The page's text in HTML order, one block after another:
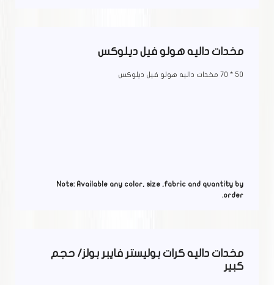
مخدات داليه هولو فيل ديلوكس
50 * 70 مخدات داليه هولو فيل ديلوكس
Note: Available any color, size ,fabric and quantity by
order.
مخدات داليه كرات بوليستر فايبر بولز/ حجم
كبير